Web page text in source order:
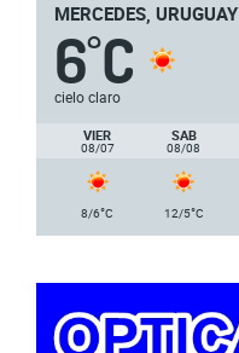
MERCEDES, URUGUAY
6°C
cielo claro
VIER
08/07
SAB
08/08
8/6°C 12/5°C